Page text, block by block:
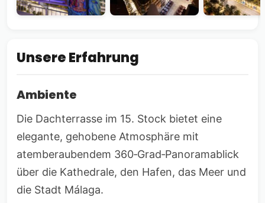
Unsere Erfahrung
Ambiente
Die Dachterrasse im 15. Stock bietet eine
elegante, gehobene Atmosphäre mit
atemberaubendem 360‑Grad‑Panoramablick
über die Kathedrale, den Hafen, das Meer und
die Stadt Málaga.